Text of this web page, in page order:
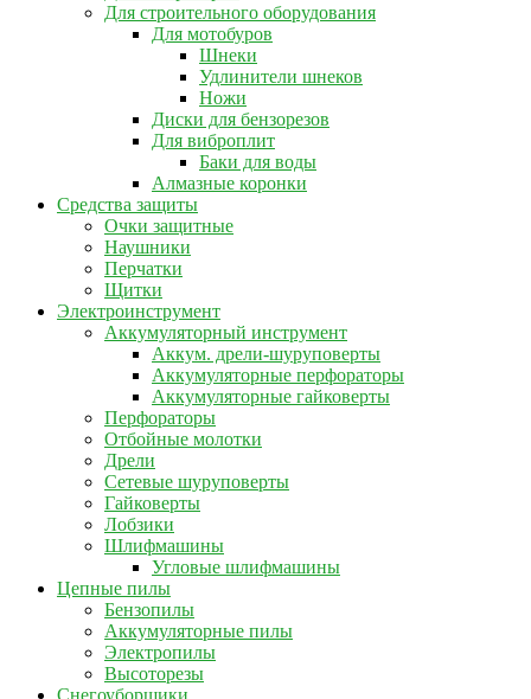
Для строительного оборудования
Для мотобуров
Шнеки
Удлинители шнеков
Ножи
Диски для бензорезов
Для виброплит
Баки для воды
Алмазные коронки
Средства защиты
Очки защитные
Наушники
Перчатки
Щитки
Электроинструмент
Аккумуляторный инструмент
Аккум. дрели-шуруповерты
Аккумуляторные перфораторы
Аккумуляторные гайковерты
Перфораторы
Отбойные молотки
Дрели
Сетевые шуруповерты
Гайковерты
Лобзики
Шлифмашины
Угловые шлифмашины
Цепные пилы
Бензопилы
Аккумуляторные пилы
Электропилы
Высоторезы